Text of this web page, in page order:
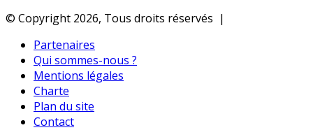
© Copyright 2026, Tous droits réservés |
Partenaires
Qui sommes-nous ?
Mentions légales
Charte
Plan du site
Contact